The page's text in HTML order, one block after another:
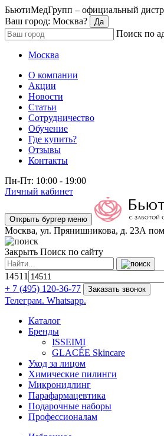
БьютиМедГрупп – официальный
Ваш город: Москва?
Да
Поиск по
Москва
О компании
Акции
Новости
Статьи
Сотрудничество
Обучение
Где купить?
Отзывы
Контакты
Пн-Пт: 10:00 - 19:00
Личный кабинет
Открыть бургер меню
Москва, ул. Прянишникова, д. 23А
Закрыть Поиск по сайту
14511
+ 7 (495) 120-36-77
Заказать звонок
Телеграм. Whatsapp.
Каталог
Бренды
ISSEIMI
GLACÉE Skincare
Уход за лицом
Химические пилинги
Микронидлинг
Парафармацевтика
Подарочные наборы
Профессионалам